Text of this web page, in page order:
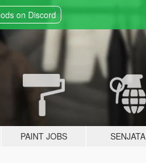
on Discord
PAINT JOBS SENJATA